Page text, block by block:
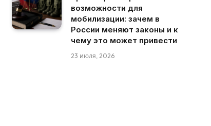
возможности для
мобилизации: зачем в
России меняют законы и к
чему это может привести
23 июля, 2026